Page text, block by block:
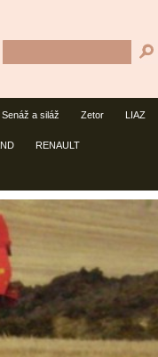
Senáž a siláž Zetor LIAZ
RENAULT